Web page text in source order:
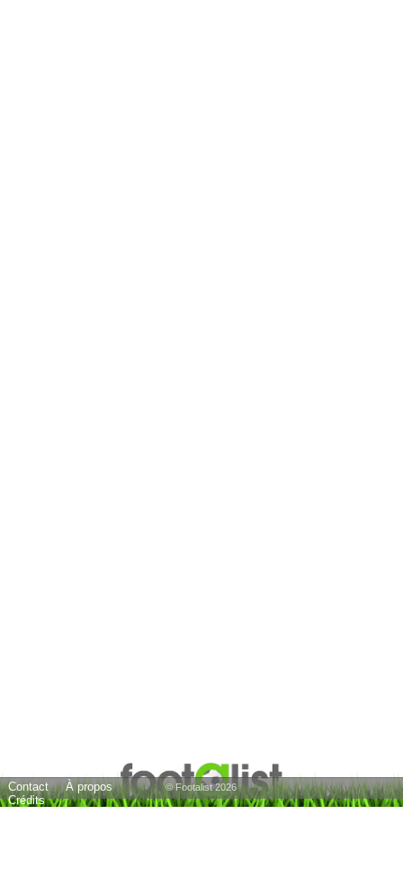
Contact
À propos
Crédits
© Footalist 2026